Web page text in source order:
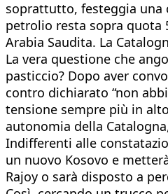
soprattutto, festeggia una
petrolio resta sopra quota
Arabia Saudita. La
La vera questione che
pasticcio? Dopo aver
contro dichiarato “non
tensione sempre più in
autonomia della
Indifferenti alle
un nuovo Kosovo e
Rajoy o sarà disposto a